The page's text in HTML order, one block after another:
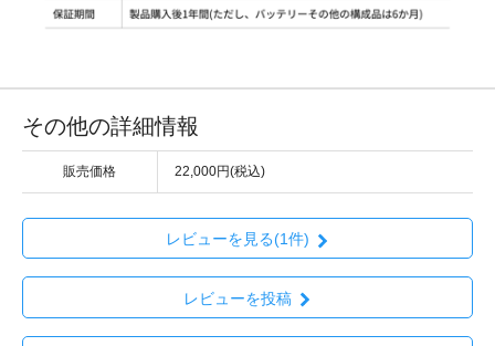
その他の詳細情報
販売価格 22,000円(税込)
レビューを見る(1件)
レビューを投稿